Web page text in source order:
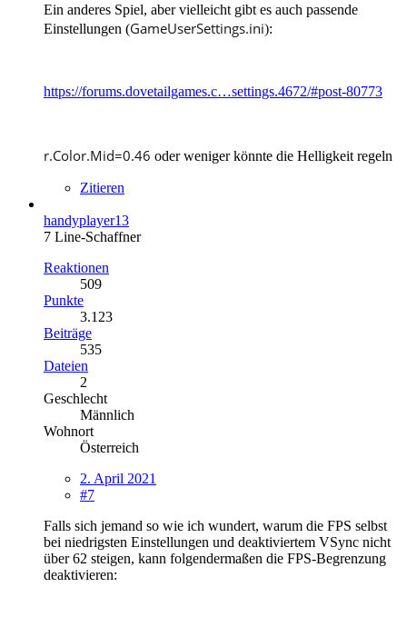
Ein anderes Spiel, aber vielleicht gibt es auch passende
Einstellungen (GameUserSettings.ini):
https://forums.dovetailgames.c…settings.4672/#post-80773
r.Color.Mid=0.46 oder weniger könnte die Helligkeit regeln
Zitieren
handyplayer13
7 Line-Schaffner
Reaktionen
509
Punkte
3.123
Beiträge
535
Dateien
2
Geschlecht
Männlich
Wohnort
Österreich
2. April 2021
#7
Falls sich jemand so wie ich wundert, warum die FPS selbst
bei niedrigsten Einstellungen und deaktiviertem VSync nicht
über 62 steigen, kann folgendermaßen die FPS-Begrenzung
deaktivieren: